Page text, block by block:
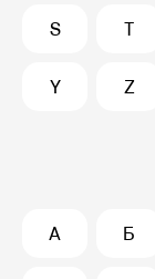
S T
Y Z
А Б